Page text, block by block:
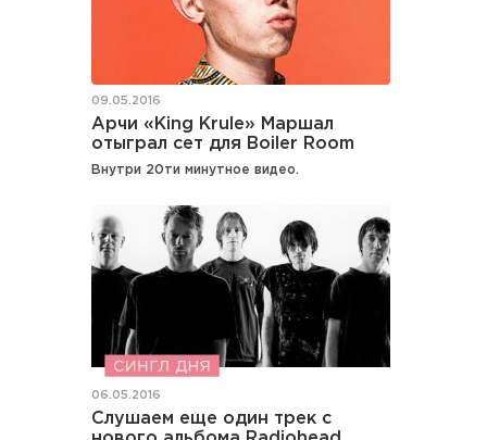
09.05.2016
Арчи «King Krule» Маршал
отыграл сет для Boiler Room
Внутри 20ти минутное видео.
06.05.2016
Слушаем еще один трек с